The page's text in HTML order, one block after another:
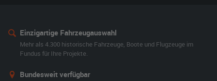
Einzigartige Fahrzeugauswahl
Mehr als 4.300 historische Fahrzeuge, Boote und Flugzeuge im
Fundus für Ihre Projekte.
Bundesweit verfügbar